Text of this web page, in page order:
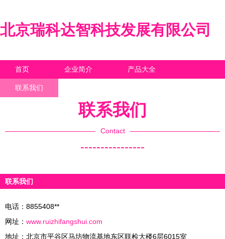
北京瑞科达智科技发展有限公司
首页 企业简介 产品大全
联系我们
联系我们
Contact
----------------
联系我们
电话：8855408**
网址： www.ruizhifangshui.com
地址：北京市平谷区马坊物流基地东区联检大楼6层6015室